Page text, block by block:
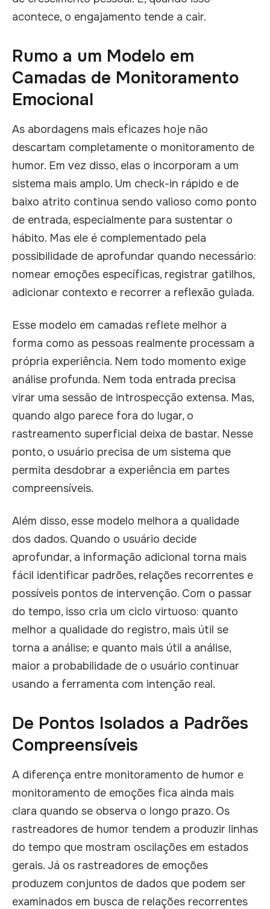
acontece, o engajamento tende a cair.
Rumo a um Modelo em
Camadas de Monitoramento
Emocional
As abordagens mais eficazes hoje não
descartam completamente o monitoramento de
humor. Em vez disso, elas o incorporam a um
sistema mais amplo. Um check-in rápido e de
baixo atrito continua sendo valioso como ponto
de entrada, especialmente para sustentar o
hábito. Mas ele é complementado pela
possibilidade de aprofundar quando necessário:
nomear emoções específicas, registrar gatilhos,
adicionar contexto e recorrer a reflexão guiada.
Esse modelo em camadas reflete melhor a
forma como as pessoas realmente processam a
própria experiência. Nem todo momento exige
análise profunda. Nem toda entrada precisa
virar uma sessão de introspecção extensa. Mas,
quando algo parece fora do lugar, o
rastreamento superficial deixa de bastar. Nesse
ponto, o usuário precisa de um sistema que
permita desdobrar a experiência em partes
compreensíveis.
Além disso, esse modelo melhora a qualidade
dos dados. Quando o usuário decide
aprofundar, a informação adicional torna mais
fácil identificar padrões, relações recorrentes e
possíveis pontos de intervenção. Com o passar
do tempo, isso cria um ciclo virtuoso: quanto
melhor a qualidade do registro, mais útil se
torna a análise; e quanto mais útil a análise,
maior a probabilidade de o usuário continuar
usando a ferramenta com intenção real.
De Pontos Isolados a Padrões
Compreensíveis
A diferença entre monitoramento de humor e
monitoramento de emoções fica ainda mais
clara quando se observa o longo prazo. Os
rastreadores de humor tendem a produzir linhas
do tempo que mostram oscilações em estados
gerais. Já os rastreadores de emoções
produzem conjuntos de dados que podem ser
examinados em busca de relações recorrentes